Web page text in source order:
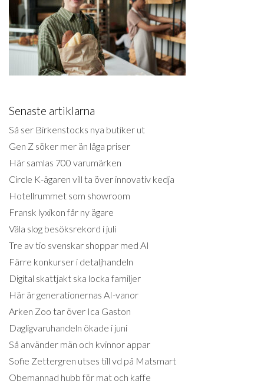
Senaste artiklarna
Så ser Birkenstocks nya butiker ut
Gen Z söker mer än låga priser
Här samlas 700 varumärken
Circle K-ägaren vill ta över innovativ kedja
Hotellrummet som showroom
Fransk lyxikon får ny ägare
Väla slog besöksrekord i juli
Tre av tio svenskar shoppar med AI
Färre konkurser i detaljhandeln
Digital skattjakt ska locka familjer
Här är generationernas AI-vanor
Arken Zoo tar över Ica Gaston
Dagligvaruhandeln ökade i juni
Så använder män och kvinnor appar
Sofie Zettergren utses till vd på Matsmart
Obemannad hubb för mat och kaffe